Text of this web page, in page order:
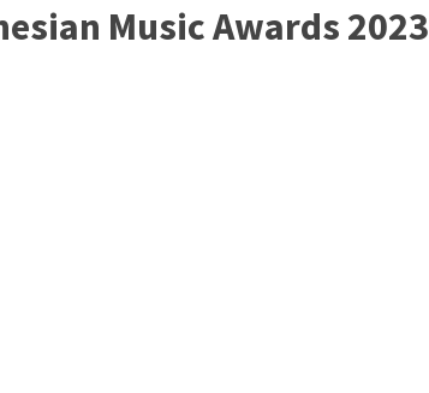
Music Awards 2023